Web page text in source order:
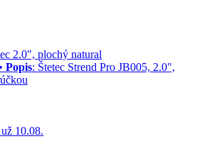
2.0", plochý natural
Popis: Štetec Strend Pro JB005, 2.0",
už 10.08.